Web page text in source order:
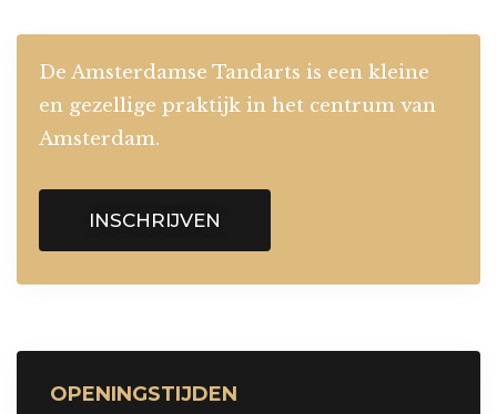
De Amsterdamse Tandarts is een kleine
en gezellige praktijk in het centrum van
Amsterdam.
INSCHRIJVEN
OPENINGSTIJDEN